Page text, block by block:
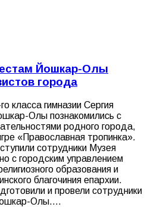
Йошкар-Олы
города
класса гимназии Сергия
Олы познакомились с
родного города,
«Православная тропинка».
сотрудники Музея
с городским управлением
образования и
благочиния епархии.
и провели сотрудники
Олы.…